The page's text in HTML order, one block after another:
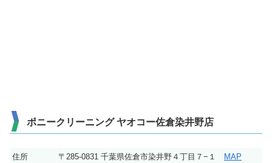
ポニークリーニング ヤオコー佐倉染井野店
住所 〒285-0831 千葉県佐倉市染井野４丁目７−１ MAP